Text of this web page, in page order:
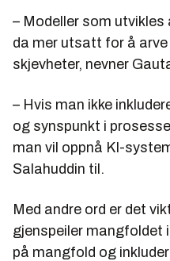
– Modeller som utvikles
da mer utsatt for å
skjevheter, nevner
– Hvis man ikke
og synspunkt i
man vil oppnå KI-
Salahuddin til.
Med andre ord er det
gjenspeiler mangfoldet
på mangfold og